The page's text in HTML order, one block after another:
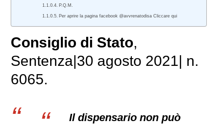
P.Q.M.
Per aprire la pagina facebook @avvrenatodisa Cliccare qui
Consiglio di Stato,
Sentenza|30 agosto 2021| n.
6065.
Il dispensario non può